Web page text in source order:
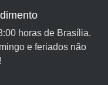
horas de Brasília.
e feriados não